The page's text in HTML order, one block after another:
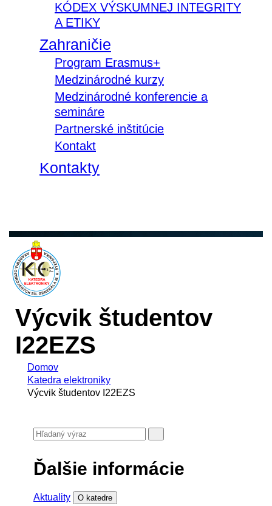
KÓDEX VÝSKUMNEJ INTEGRITY
A ETIKY
Zahraničie
Program Erasmus+
Medzinárodné kurzy
Medzinárodné konferencie a
semináre
Partnerské inštitúcie
Kontakt
Kontakty
Výcvik študentov
I22EZS
Domov
Katedra elektroniky
Výcvik študentov I22EZS
Ďalšie informácie
Aktuality O katedre